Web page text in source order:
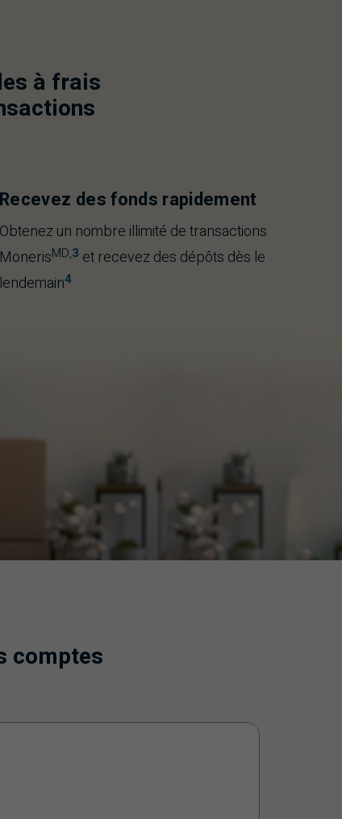
à frais
Recevez des fonds rapidement
Obtenez un nombre illimité de transactions
MonerisMD,3 et recevez des dépôts dès le
lendemain4
comptes